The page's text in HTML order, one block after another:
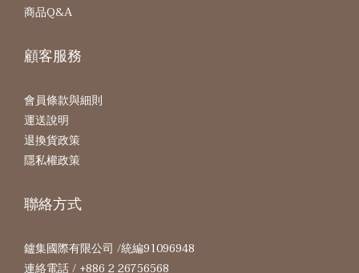
商品Q&A
顧客服務
會員條款與細則
運送說明
退換貨政策
隱私權政策
聯絡方式
鑪集國際有限公司 /統編91096948
連絡電話 / +886 2 26756568